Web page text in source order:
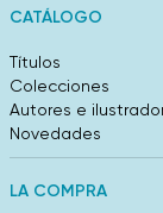
CATÁLOGO
Títulos
Colecciones
Autores e
Novedades
LA COMPRA